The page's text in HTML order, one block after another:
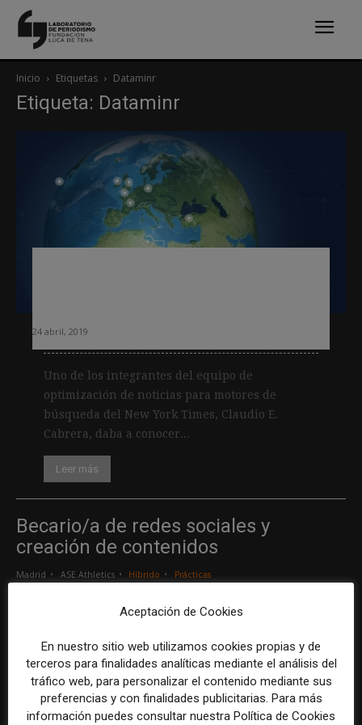
Inicio Etiquetas Dataminr
Etiqueta: Dataminr
24 abril, 2019
Uno de los integrantes del equipo de
optimización de noticias para motores de
búsqueda del New York Times, Claudio E.
Cabrera, daba a conocer...
Leer más
Becario/a de redes sociales y
creación de contenidos
Madrid ASE Athletics Híbrido Prácticas
Creador/a de contenidos
Barcelona Gods Brand Indefinido Tiempo completo
Responsable de marcas y patrocinios
Aceptación de Cookies
En nuestro sitio web utilizamos cookies propias y de
terceros para finalidades analíticas mediante el análisis del
tráfico web, para personalizar el contenido mediante sus
preferencias y con finalidades publicitarias. Para más
información puedes consultar nuestra Política de Cookies